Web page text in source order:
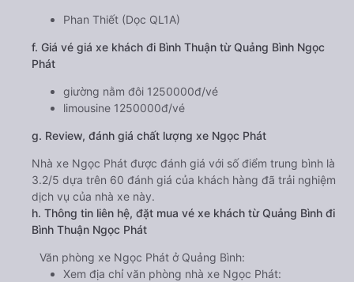
Phan Thiết (Dọc QL1A)
f. Giá vé giá xe khách đi Bình Thuận từ Quảng Bình Ngọc
Phát
giường nằm đôi 1250000đ/vé
limousine 1250000đ/vé
g. Review, đánh giá chất lượng xe Ngọc Phát
Nhà xe Ngọc Phát được đánh giá với số điểm trung bình là
3.2/5 dựa trên 60 đánh giá của khách hàng đã trải nghiệm
dịch vụ của nhà xe này.
h. Thông tin liên hệ, đặt mua vé xe khách từ Quảng Bình đi
Bình Thuận Ngọc Phát
Văn phòng xe Ngọc Phát ở Quảng Bình:
Xem địa chỉ văn phòng nhà xe Ngọc Phát: